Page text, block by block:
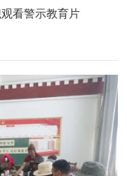
看警示教育片